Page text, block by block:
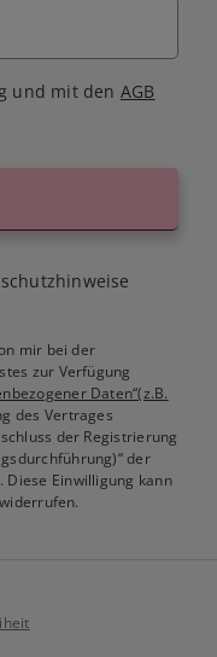
und mit den AGB
mir bei der
zur Verfügung
Daten“(z.B.
des Vertrages
der Registrierung
der
Diese Einwilligung kann